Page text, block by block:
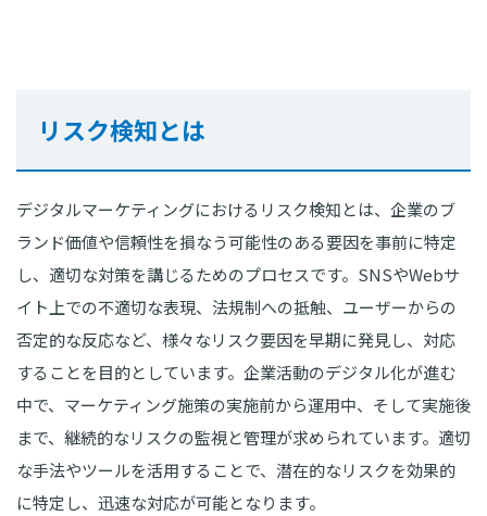
リスク検知とは
デジタルマーケティングにおけるリスク検知とは、企業のブ
ランド価値や信頼性を損なう可能性のある要因を事前に特定
し、適切な対策を講じるためのプロセスです。SNSやWebサ
イト上での不適切な表現、法規制への抵触、ユーザーからの
否定的な反応など、様々なリスク要因を早期に発見し、対応
することを目的としています。企業活動のデジタル化が進む
中で、マーケティング施策の実施前から運用中、そして実施後
まで、継続的なリスクの監視と管理が求められています。適切
な手法やツールを活用することで、潜在的なリスクを効果的
に特定し、迅速な対応が可能となります。